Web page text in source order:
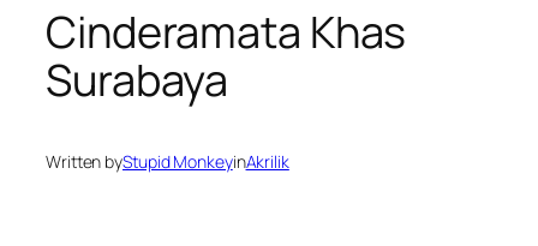
Cinderamata Khas
Surabaya
Written byStupid MonkeyinAkrilik